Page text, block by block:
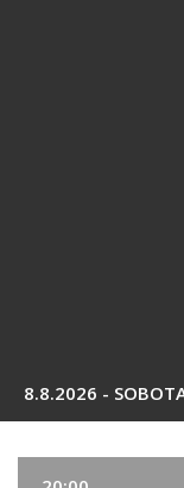
8.8.2026 -